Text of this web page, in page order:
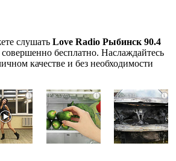
слушать Love Radio Рыбинск 90.4
бесплатно. Наслаждайтесь
качестве и без необходимости
i
Ролик
Омска:
вы
будете
i
Никогда
храните
огурцы
i